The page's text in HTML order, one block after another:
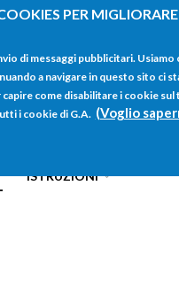
PER
di messaggi pubblicitari. Usiamo
a navigare in questo sito ci
come disabilitare i cookie
i cookie di G.A. (Voglio
ISTRUZIONI